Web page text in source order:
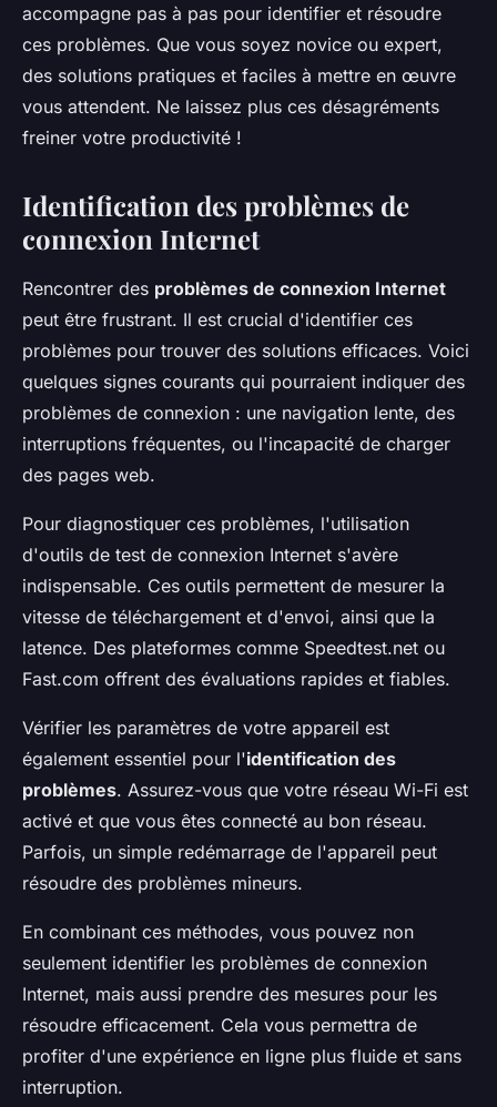
accompagne pas à pas pour identifier et résoudre
ces problèmes. Que vous soyez novice ou expert,
des solutions pratiques et faciles à mettre en œuvre
vous attendent. Ne laissez plus ces désagréments
freiner votre productivité !
Identification des problèmes de
connexion Internet
Rencontrer des problèmes de connexion Internet
peut être frustrant. Il est crucial d'identifier ces
problèmes pour trouver des solutions efficaces. Voici
quelques signes courants qui pourraient indiquer des
problèmes de connexion : une navigation lente, des
interruptions fréquentes, ou l'incapacité de charger
des pages web.
Pour diagnostiquer ces problèmes, l'utilisation
d'outils de test de connexion Internet s'avère
indispensable. Ces outils permettent de mesurer la
vitesse de téléchargement et d'envoi, ainsi que la
latence. Des plateformes comme Speedtest.net ou
Fast.com offrent des évaluations rapides et fiables.
Vérifier les paramètres de votre appareil est
également essentiel pour l'identification des
problèmes. Assurez-vous que votre réseau Wi-Fi est
activé et que vous êtes connecté au bon réseau.
Parfois, un simple redémarrage de l'appareil peut
résoudre des problèmes mineurs.
En combinant ces méthodes, vous pouvez non
seulement identifier les problèmes de connexion
Internet, mais aussi prendre des mesures pour les
résoudre efficacement. Cela vous permettra de
profiter d'une expérience en ligne plus fluide et sans
interruption.